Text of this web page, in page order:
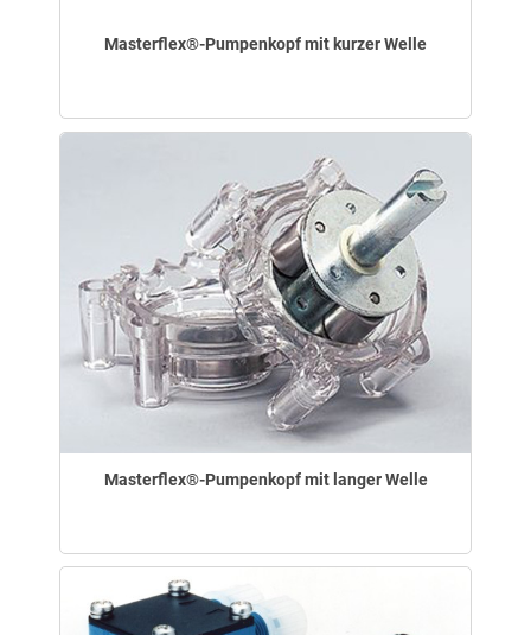
Masterflex®-Pumpenkopf mit kurzer Welle
Masterflex®-Pumpenkopf mit langer Welle